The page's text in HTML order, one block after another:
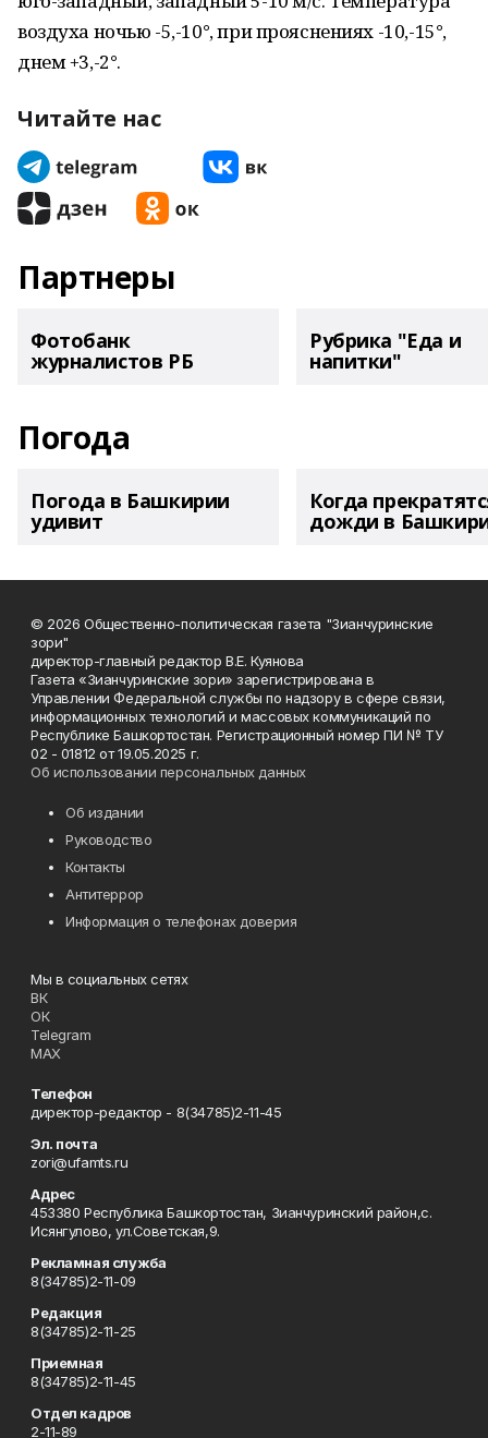
воздуха ночью -5,-10°, при прояснениях -10,-15°,
днем +3,-2°.
Читайте нас
Партнеры
Фотобанк
журналистов РБ
Рубрика "Еда и
напитки"
Погода
Погода в Башкирии
удивит
Когда
дожди в
© 2026 Общественно-политическая газета "Зианчуринские
зори"
директор-главный редактор В.Е. Куянова
Газета «Зианчуринские зори» зарегистрирована в
Управлении Федеральной службы по надзору в сфере связи,
информационных технологий и массовых коммуникаций по
Республике Башкортостан. Регистрационный номер ПИ № ТУ
02 - 01812 от 19.05.2025 г.
Об использовании персональных данных
Об издании
Руководство
Контакты
Антитеррор
Информация о телефонах доверия
Мы в социальных сетях
ВК
ОК
Telegram
MAX
Телефон
директор-редактор - 8(34785)2-11-45
Эл. почта
zori@ufamts.ru
Адрес
453380 Республика Башкортостан, Зианчуринский район,с.
Исянгулово, ул.Советская,9.
Рекламная служба
8(34785)2-11-09
Редакция
8(34785)2-11-25
Приемная
8(34785)2-11-45
Отдел кадров
2-11-89